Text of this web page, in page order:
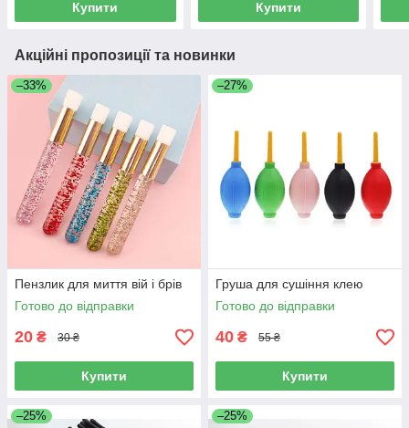
Купити Купити
Акційні пропозиції та новинки
–33%
Пензлик для миття вій і брів
Готово до відправки
20 ₴ 30 ₴
Купити
–27%
Груша для сушіння клею
Готово до відправки
40 ₴ 55 ₴
Купити
–25% –25%